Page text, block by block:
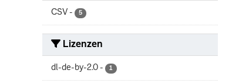
CSV - 5
Lizenzen
dl-de-by-2.0 - 1